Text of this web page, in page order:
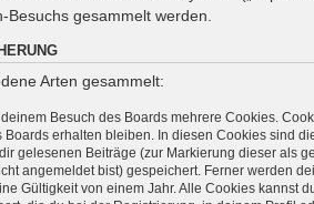
gesammelt werden.
Arten gesammelt:
Besuch des Boards mehrere Cookies.
erhalten bleiben. In diesen Cookies sind
gelesenen Beiträge (zur Markierung dieser als
angemeldet bist) gespeichert. Ferner werden
Gültigkeit von einem Jahr. Alle Cookies kannst